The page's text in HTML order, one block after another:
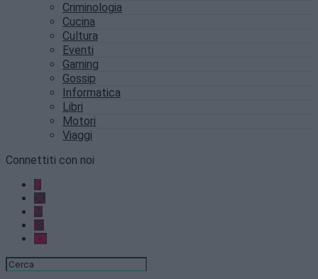
Criminologia
Cucina
Cultura
Eventi
Gaming
Gossip
Informatica
Libri
Motori
Viaggi
Connettiti con noi